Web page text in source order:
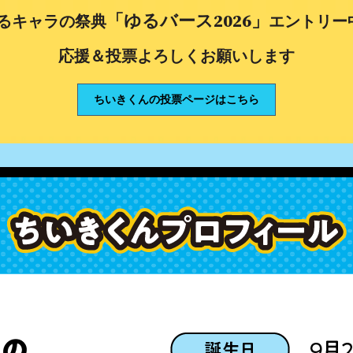
キャラの祭典 「ゆるバース2026」 エントリー
応援＆投票よろしくお願いします
ちいきくんの投票ページはこちら